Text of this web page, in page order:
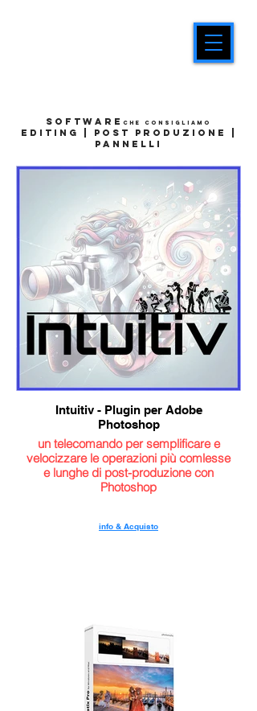
software che consigliamo
editing | post produzione |
pannelli
Intuitiv - Plugin per Adobe
Photoshop
un telecomando per semplificare e
velocizzare le operazioni più comlesse
e lunghe di post-produzione con
Photoshop
info & Acquisto